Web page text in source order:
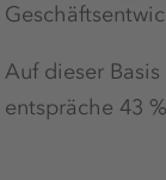
Auf dieser
entspräche 43